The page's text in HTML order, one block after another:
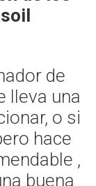
de
lleva una
o si
hace
,
buena